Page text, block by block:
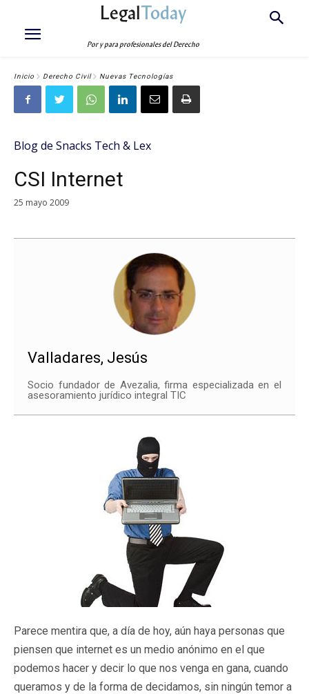
LegalToday
Por y para profesionales del Derecho
Inicio Derecho Civil Nuevas Tecnologías
Blog de Snacks Tech & Lex
CSI Internet
25 mayo 2009
Valladares, Jesús
Socio fundador de Avezalia, firma especializada en el
asesoramiento jurídico integral TIC
Parece mentira que, a día de hoy, aún haya personas que
piensen que internet es un medio anónimo en el que
podemos hacer y decir lo que nos venga en gana, cuando
queramos y de la forma de decidamos, sin ningún temor a